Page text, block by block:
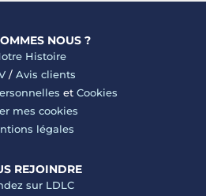
NOUS ?
Histoire
/ Avis clients
et Cookies
mes cookies
légales
REJOINDRE
sur LDLC